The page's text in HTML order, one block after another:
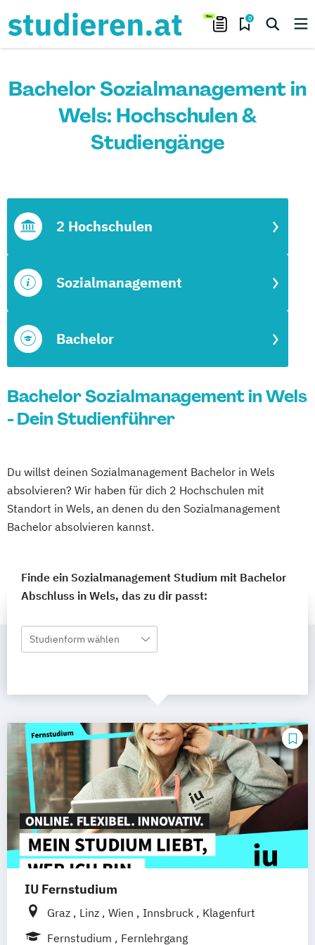
0
Bachelor Sozialmanagement in
Wels: Hochschulen &
Studiengänge
Bachelor
Sozialmanagement
2 Hochschulen
Bachelor Sozialmanagement in Wels
- Dein Studienführer
Du willst deinen Sozialmanagement Bachelor in Wels
absolvieren? Wir haben für dich 2 Hochschulen mit
Standort in Wels, an denen du den Sozialmanagement
Bachelor absolvieren kannst.
Finde ein Sozialmanagement Studium mit Bachelor
Abschluss in Wels, das zu dir passt:
Studienform wählen
IU Fernstudium
Graz Linz Wien Innsbruck
Klagenfurt
Fernstudium
Fernlehrgang